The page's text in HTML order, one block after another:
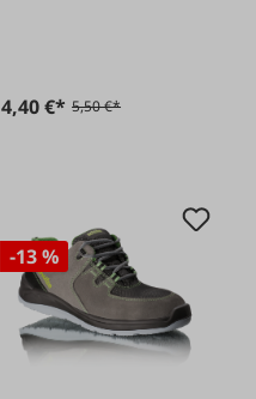
4,40 €* 5,50 €*
-13 %